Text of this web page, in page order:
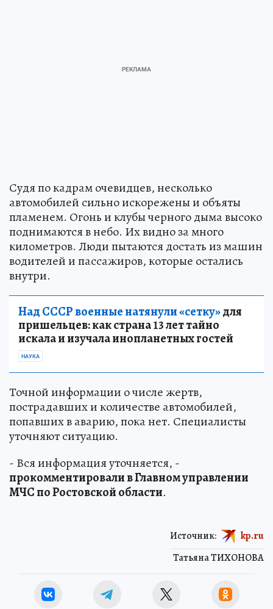
Судя по кадрам очевидцев, несколько
автомобилей сильно искорежены и объяты
пламенем. Огонь и клубы черного дыма высоко
поднимаются в небо. Их видно за много
километров. Люди пытаются достать из машин
водителей и пассажиров, которые остались
внутри.
Над СССР военные натянули «сетку»для
пришельцев: как страна 13 лет тайно
искала и изучала инопланетных гостей
НАУКА
Точной информации о числе жертв,
пострадавших и количестве автомобилей,
попавших в аварию, пока нет. Специалисты
уточняют ситуацию.
- Вся информация уточняется, -
прокомментировали в Главном управлении
МЧС по Ростовской области.
Татьяна ТИХОНОВА
Источник: kp.ru